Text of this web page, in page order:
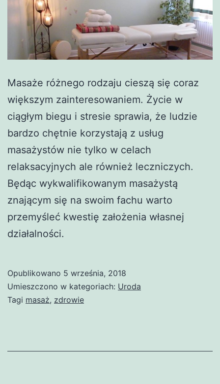
Masaże różnego rodzaju cieszą się coraz
większym zainteresowaniem. Życie w
ciągłym biegu i stresie sprawia, że ludzie
bardzo chętnie korzystają z usług
masażystów nie tylko w celach
relaksacyjnych ale również leczniczych.
Będąc wykwalifikowanym masażystą
znającym się na swoim fachu warto
przemyśleć kwestię założenia własnej
działalności.
Opublikowano 5 września, 2018
Umieszczono w kategoriach: Uroda
Tagi masaż, zdrowie